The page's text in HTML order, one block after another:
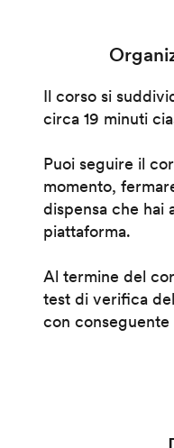
Il corso si
circa 19 minuti
Puoi seguire il
momento,
dispensa che hai
piattaforma.
Al termine del
test di verifica
con